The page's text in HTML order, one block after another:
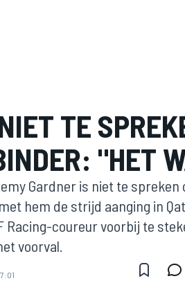
TE
"HET
Gardner is niet te
hem de strijd aanging in
Racing-coureur voorbij te
voorval.